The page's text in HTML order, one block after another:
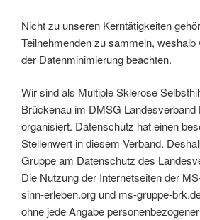
Nicht zu unseren Kerntätigkeiten
Teilnehmenden zu sammeln,
der Datenminimierung beachten.
Wir sind als Multiple Sklerose
Brückenau im DMSG Landesverband
organisiert. Datenschutz hat einen
Stellenwert in diesem Verband.
Gruppe am Datenschutz des
Die Nutzung der Internetseiten der
sinn-erleben.org und ms-gruppe-
ohne jede Angabe